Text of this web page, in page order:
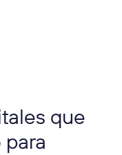
que
para